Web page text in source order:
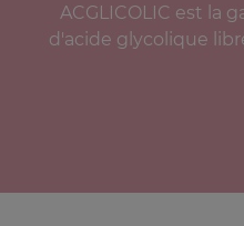
ACGLICOLIC est la
d'acide glycolique